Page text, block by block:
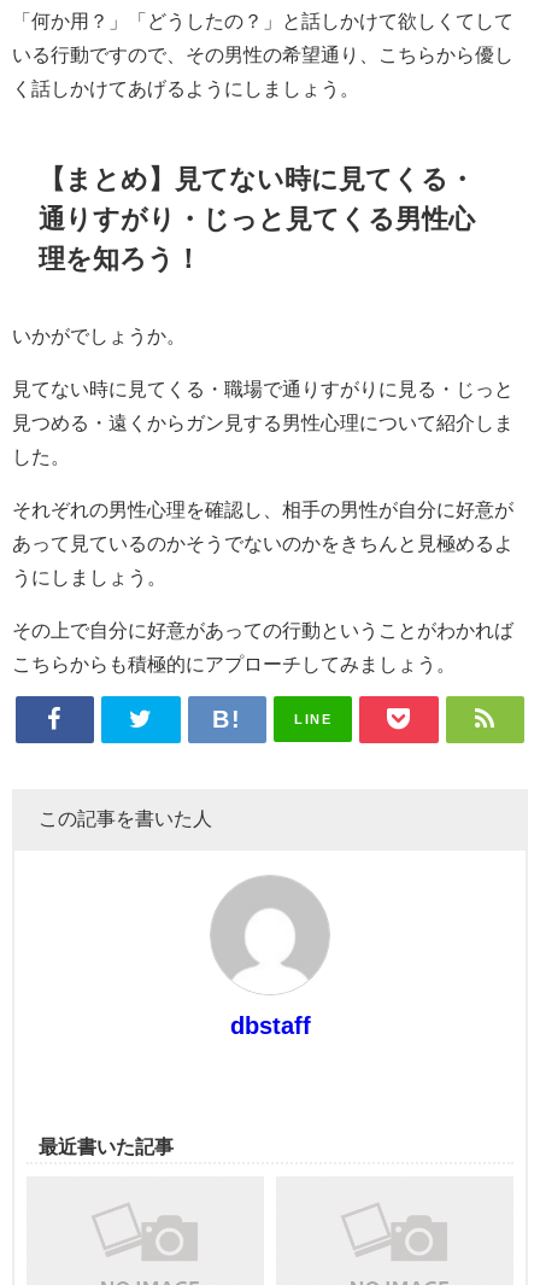
「何か用？」「どうしたの？」と話しかけて欲しくてして
いる行動ですので、その男性の希望通り、こちらから優し
く話しかけてあげるようにしましょう。
【まとめ】見てない時に見てくる・
通りすがり・じっと見てくる男性心
理を知ろう！
いかがでしょうか。
見てない時に見てくる・職場で通りすがりに見る・じっと
見つめる・遠くからガン見する男性心理について紹介しま
した。
それぞれの男性心理を確認し、相手の男性が自分に好意が
あって見ているのかそうでないのかをきちんと見極めるよ
うにしましょう。
その上で自分に好意があっての行動ということがわかれば
こちらからも積極的にアプローチしてみましょう。
LINE
この記事を書いた人
dbstaff
最近書いた記事